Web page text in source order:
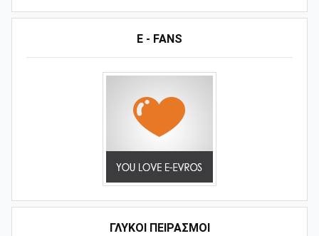
E - FANS
ΓΛΥΚΟΊ ΠΕΙΡΑΣΜΟΊ